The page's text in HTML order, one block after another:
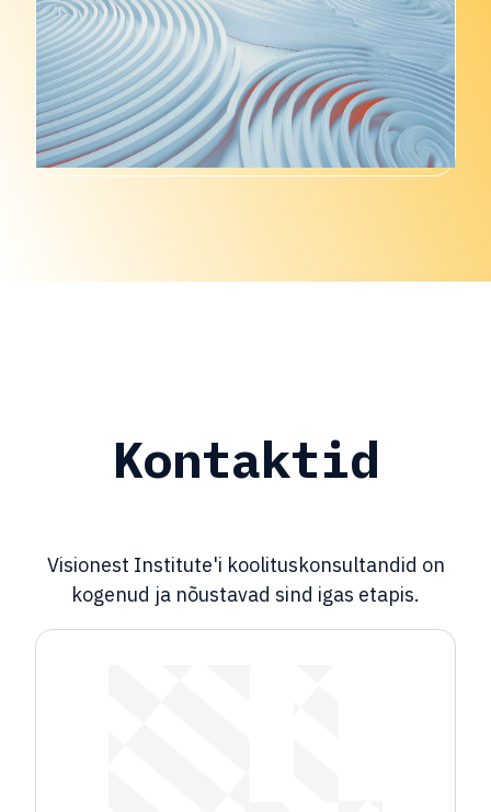
Kontaktid
Visionest Institute'i koolituskonsultandid on
kogenud ja nõustavad sind igas etapis.